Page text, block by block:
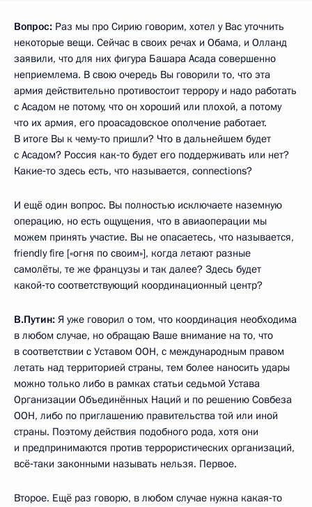
Вопрос: Раз мы про Сирию говорим, хотел у Вас уточнить
некоторые вещи. Сейчас в своих речах и Обама, и Олланд
заявили, что для них фигура Башара Асада совершенно
неприемлема. В свою очередь Вы говорили то, что эта
армия действительно противостоит террору и надо работать
с Асадом не потому, что он хороший или плохой, а потому
что их армия, его проасадовское ополчение работает.
В итоге Вы к чему‑то пришли? Что в дальнейшем будет
с Асадом? Россия как‑то будет его поддерживать или нет?
Какие‑то здесь есть, что называется, connections?
И ещё один вопрос. Вы полностью исключаете наземную
операцию, но есть ощущения, что в авиаоперации мы
можем принять участие. Вы не опасаетесь, что называется,
friendly fire [«огня по своим»], когда летают разные
самолёты, те же французы и так далее? Здесь будет
какой‑то соответствующий координационный центр?
В.Путин: Я уже говорил о том, что координация необходима
в любом случае, но обращаю Ваше внимание на то, что
в соответствии с Уставом ООН, с международным правом
летать над территорией страны, тем более наносить удары
можно только либо в рамках статьи седьмой Устава
Организации Объединённых Наций и по решению Совбеза
ООН, либо по приглашению правительства той или иной
страны. Поэтому действия подобного рода, хотя они
и предпринимаются против террористических организаций,
всё‑таки законными называть нельзя. Первое.
Второе. Ещё раз говорю, в любом случае нужна какая‑то